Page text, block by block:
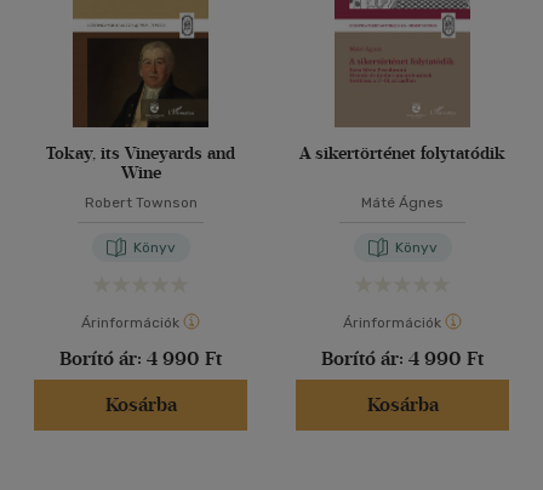
Tokay, its Vineyards and
Wine
Robert Townson
Könyv
Árinformációk
Borító ár: 4 990 Ft
Kosárba
A sikertörténet folytatódik
Máté Ágnes
Könyv
Árinformációk
Borító ár: 4 990 Ft
Kosárba